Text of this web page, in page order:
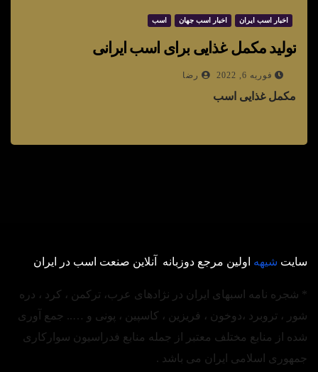
اخبار اسب ایران اخبار اسب جهان اسب
تولید مکمل غذایی برای اسب ایرانی
فوریه 6, 2022 رضا
مکمل غذایی اسب
سایت شیهه اولین مرجع دوزبانه آنلاین صنعت اسب در ایران
* شجره نامه اسبهای ایران در نژادهای عرب، ترکمن ، کرد ، دره
شور ، تروبرد ،دوخون ، فریزین ، کاسپین ، پونی و ….. جمع آوری
شده از منابع مختلف معتبر از جمله منابع فدراسیون سوارکاری
جمهوری اسلامی ایران می باشد .